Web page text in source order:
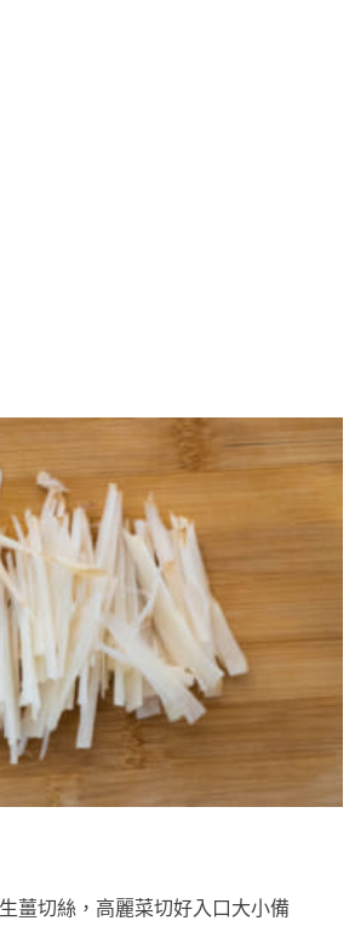
薑切絲，高麗菜切好入口大小備